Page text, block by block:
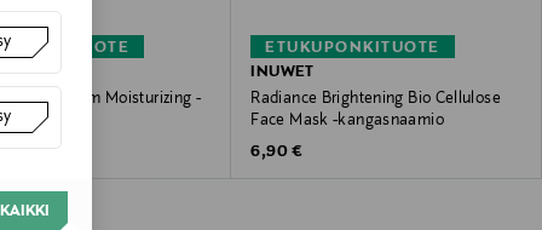
Serum Moisturizing -
ETUKUPONKITUOTE
INUWET
Radiance Brightening Bio Cellulose
Face Mask -kangasnaamio
Original Price
6,90 €